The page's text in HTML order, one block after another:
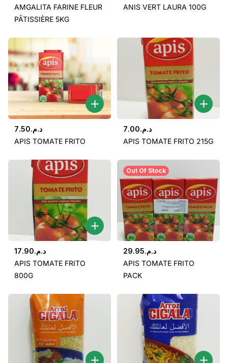
AMGALITA FARINE FLEUR
PÂTISSIÈRE 5KG
ANIS VERT LAURA 100G
د.م.7.50
APIS TOMATE FRITO
د.م.7.00
APIS TOMATE FRITO 215G
د.م.17.90
APIS TOMATE FRITO
800G
Out Of Stock
د.م.29.95
APIS TOMATE FRITO
PACK